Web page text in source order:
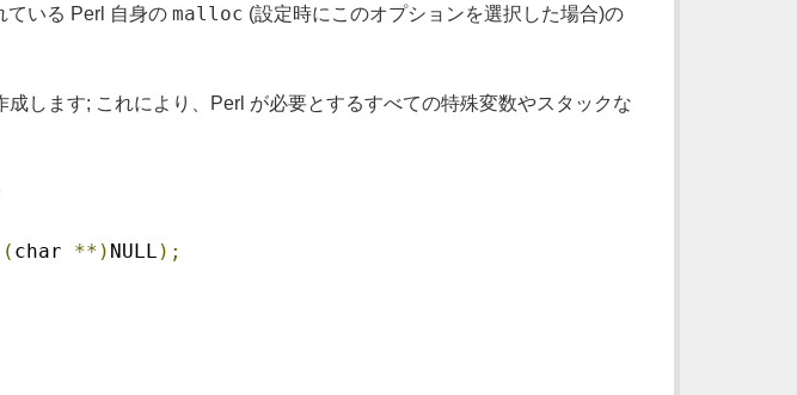
いる Perl 自身の malloc (設定時にこのオプションを選択した場合)の
します; これにより、Perl が必要とするすべての特殊変数やスタックな
( char **) NULL );